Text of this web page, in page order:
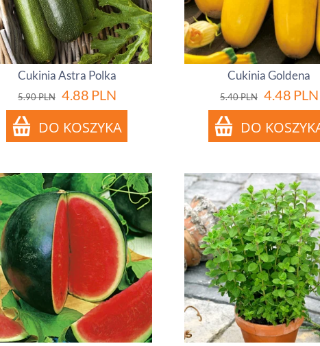
Cukinia Astra Polka
5.90PLN 4.88 PLN
Cukinia Goldena
5.40PLN 4.48 PLN